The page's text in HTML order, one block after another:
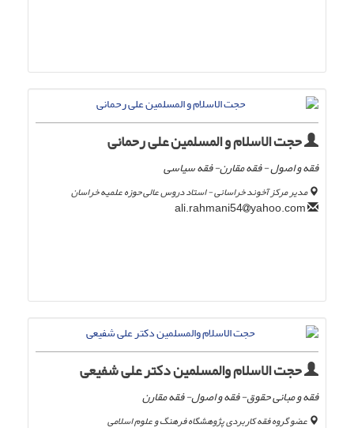
حجت الاسلام و المسلمین علی رحمانی
فقه و اصول - فقه مقارن- فقه سیاسی
مدیر مرکز آخوند خراسانی - استاد دروس عالی حوزه علمیه خراسان
yahoo.com
حجت الاسلام والمسلمین دکتر علی شفیعی
فقه و مبانی حقوق- فقه و اصول- فقه مقارن
عضو گروه فقه کاربردی پژوهشگاه فرهنگ و علوم اسلامی